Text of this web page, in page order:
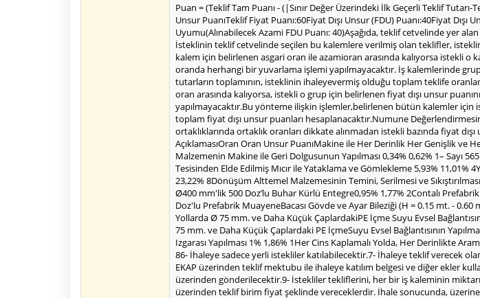
Puan = (Teklif Tam Puanı - (|Sınır Değer Üzerindeki İlk Geçerli Teklif Tutarı-
Unsur PuanıTeklif Fiyat Puanı:60Fiyat Dışı Unsur (FDU) Puanı:40Fiyat
Uyumu(Alınabilecek Azami FDU Puanı: 40)Aşağıda, teklif cetvelinde yer
İsteklinin teklif cetvelinde seçilen bu kalemlere verilmiş olan teklifler,
kalem için belirlenen asgari oran ile azamioran arasında kalıyorsa istekli o
oranda herhangi bir yuvarlama işlemi yapılmayacaktır. İş kalemlerinde
tutarların toplamının, isteklinin ihaleyevermiş olduğu toplam teklife
oran arasında kalıyorsa, istekli o grup için belirlenen fiyat dışı unsur
yapılmayacaktır.Bu yönteme ilişkin işlemler,belirlenen bütün kalemler için
toplam fiyat dışı unsur puanları hesaplanacaktır.Numune
ortaklıklarında ortaklık oranları dikkate alınmadan istekli bazında fiyat
AçıklamasıOran Oran Unsur PuanıMakine ile Her Derinlik Her Genişlik ve
Malzemenin Makine ile Geri Dolgusunun Yapılması 0,34% 0,62% 1– Sayı
Tesisinden Elde Edilmiş Mıcır ile Yataklama ve Gömlekleme 5,93% 11,01%
23,22% 8Dönüşüm Alttemel Malzemesinin Temini, Serilmesi ve
Ø400 mm'lik 500 Doz’lu Buhar Kürlü Entegre0,95% 1,77% 2Contalı
Doz'lu Prefabrik MuayeneBacası Gövde ve Ayar Bileziği (H = 0.15 mt. -
Yollarda Ø 75 mm. ve Daha Küçük ÇaplardakiPE İçme Suyu Evsel
75 mm. ve Daha Küçük Çaplardaki PE İçmeSuyu Evsel Bağlantısının
Izgarası Yapılması 1% 1,86% 1Her Cins Kaplamalı Yolda, Her Derinlikte
86- İhaleye sadece yerli istekliler katılabilecektir.7- İhaleye teklif verecek
EKAP üzerinden teklif mektubu ile ihaleye katılım belgesi ve diğer ekler
üzerinden gönderilecektir.9- İstekliler tekliflerini, her bir iş kaleminin
üzerinden teklif birim fiyat şeklinde vereceklerdir. İhale sonucunda,